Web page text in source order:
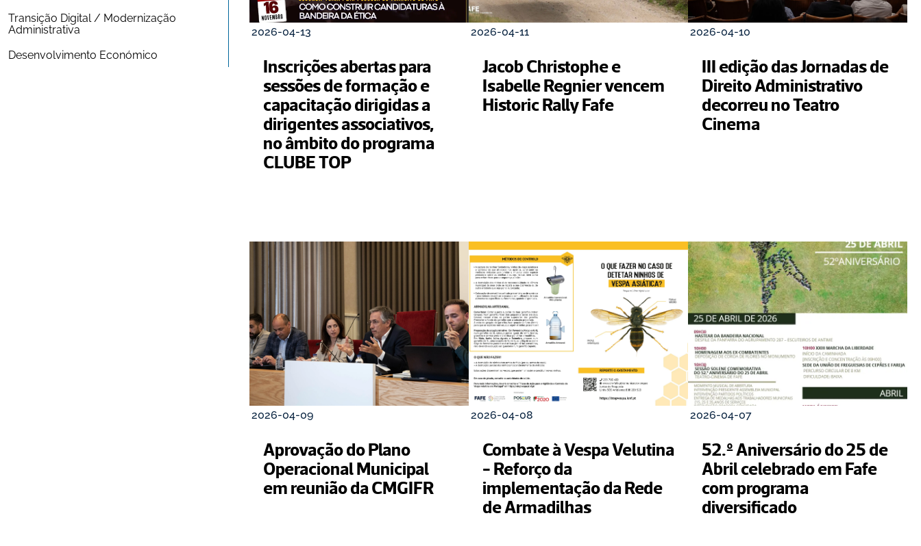
Transição Digital / Modernização
Administrativa
Desenvolvimento Económico
2026-04-13
Inscrições abertas para
sessões de formação e
capacitação dirigidas a
dirigentes associativos,
no âmbito do programa
CLUBE TOP
2026-04-11
Jacob Christophe e
Isabelle Regnier vencem
Historic Rally Fafe
2026-04-10
III edição das Jornadas de
Direito Administrativo
decorreu no Teatro
Cinema
2026-04-09
Aprovação do Plano
Operacional Municipal
em reunião da CMGIFR
2026-04-08
Combate à Vespa Velutina
- Reforço da
implementação da Rede
de Armadilhas
2026-04-07
52.º Aniversário do 25 de
Abril celebrado em Fafe
com programa
diversificado